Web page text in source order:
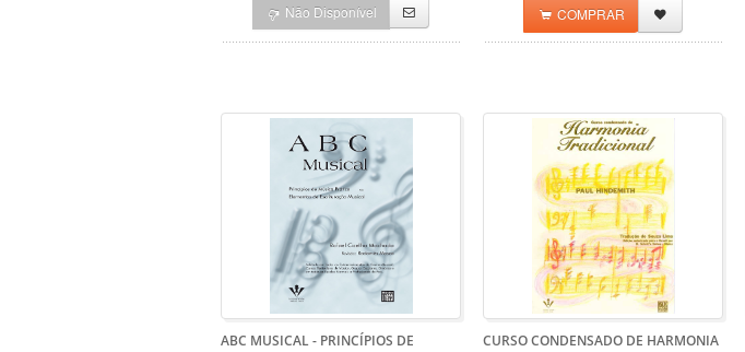
Não Disponível COMPRAR
ABC MUSICAL - PRINCÍPIOS DE
CURSO CONDENSADO DE HARMONIA